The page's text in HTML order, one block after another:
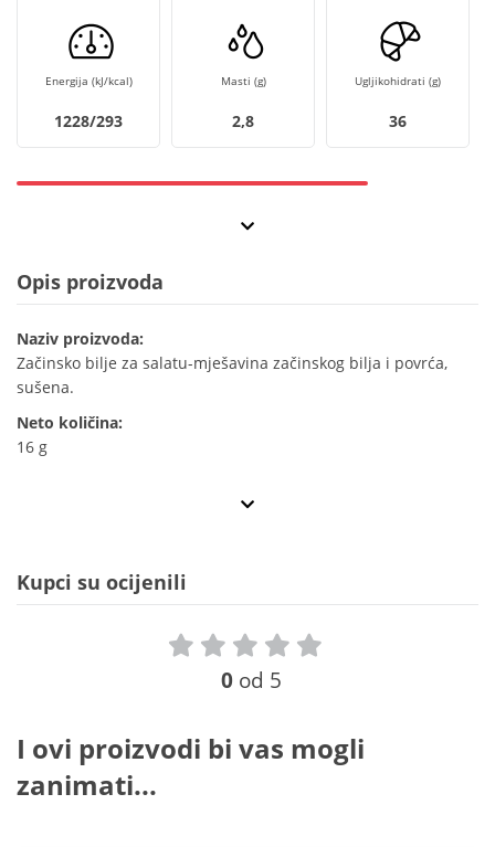
Energija (kJ/kcal)
1228/293
Masti (g)
2,8
Ugljikohidrati (g)
36
Opis proizvoda
Naziv proizvoda:
Začinsko bilje za salatu-mješavina začinskog bilja i povrća,
sušena.
Neto količina:
16 g
Kupci su ocijenili
0 od 5
I ovi proizvodi bi vas mogli
zanimati...